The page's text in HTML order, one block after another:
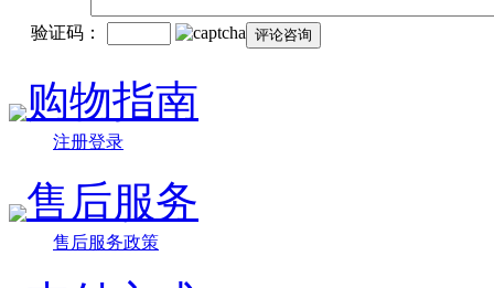
验证码：
购物指南
注册登录
售后服务
售后服务政策